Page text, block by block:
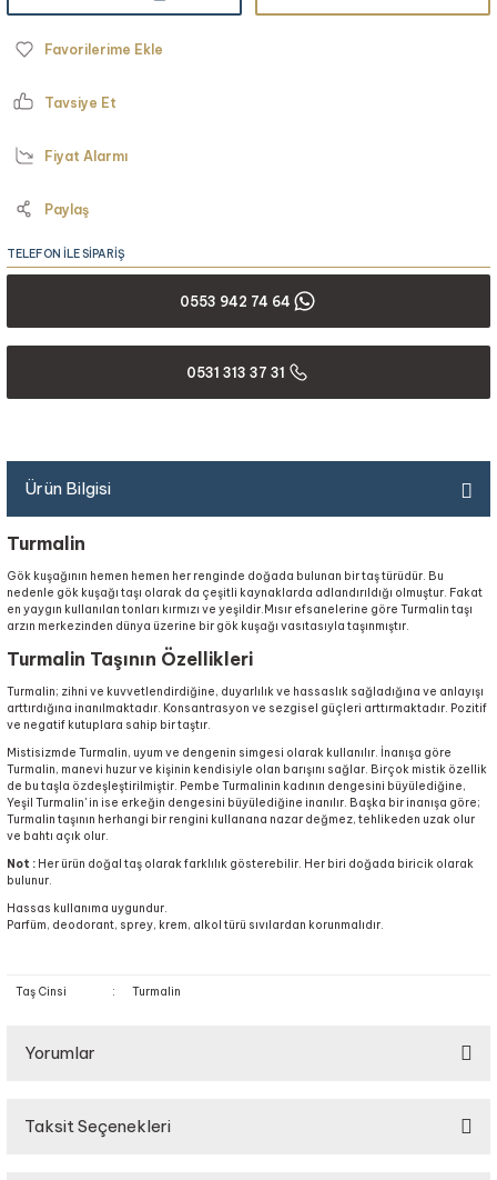
Tavsiye Et
Fiyat Alarmı
Paylaş
TELEFON İLE SİPARİŞ
0553 942 74 64
0531 313 37 31
Ürün Bilgisi
Turmalin
Gök kuşağının hemen hemen her renginde doğada bulunan bir taş türüdür. Bu
nedenle gök kuşağı taşı olarak da çeşitli kaynaklarda adlandırıldığı olmuştur. Fakat
en yaygın kullanılan tonları kırmızı ve yeşildir.Mısır efsanelerine göre Turmalin taşı
arzın merkezinden dünya üzerine bir gök kuşağı vasıtasıyla taşınmıştır.
Turmalin Taşının Özellikleri
Turmalin; zihni ve kuvvetlendirdiğine, duyarlılık ve hassaslık sağladığına ve anlayışı
arttırdığına inanılmaktadır. Konsantrasyon ve sezgisel güçleri arttırmaktadır. Pozitif
ve negatif kutuplara sahip bir taştır.
Mistisizmde Turmalin, uyum ve dengenin simgesi olarak kullanılır. İnanışa göre
Turmalin, manevi huzur ve kişinin kendisiyle olan barışını sağlar. Birçok mistik özellik
de bu taşla özdeşleştirilmiştir. Pembe Turmalinin kadının dengesini büyülediğine,
Yeşil Turmalin' in ise erkeğin dengesini büyülediğine inanılır. Başka bir inanışa göre;
Turmalin taşının herhangi bir rengini kullanana nazar değmez, tehlikeden uzak olur
ve bahtı açık olur.
Not : Her ürün doğal taş olarak farklılık gösterebilir. Her biri doğada biricik olarak
bulunur.
Hassas kullanıma uygundur.
Parfüm, deodorant, sprey, krem, alkol türü sıvılardan korunmalıdır.
Taş Cinsi : Turmalin
Yorumlar
Taksit Seçenekleri